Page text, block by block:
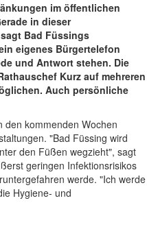
im öffentlichen
in dieser
Bad Füssings
eigenes Bürgertelefon
und Antwort stehen. Die
Kurz auf mehreren
Auch persönliche
den kommenden Wochen
"Bad Füssing wird
den Füßen wegzieht", sagt
geringen Infektionsrisikos
werde. "Ich werde
Hygiene- und